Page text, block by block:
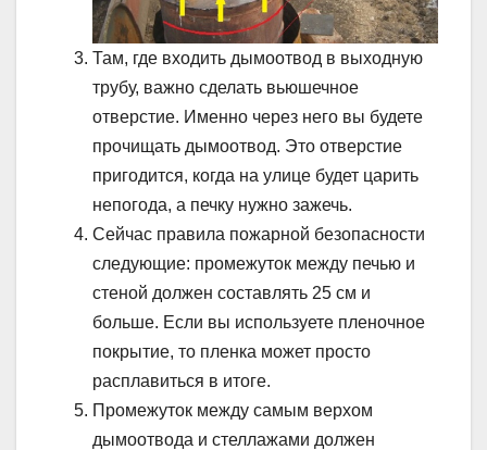
Там, где входить дымоотвод в выходную
трубу, важно сделать вьюшечное
отверстие. Именно через него вы будете
прочищать дымоотвод. Это отверстие
пригодится, когда на улице будет царить
непогода, а печку нужно зажечь.
Сейчас правила пожарной безопасности
следующие: промежуток между печью и
стеной должен составлять 25 см и
больше. Если вы используете пленочное
покрытие, то пленка может просто
расплавиться в итоге.
Промежуток между самым верхом
дымоотвода и стеллажами должен